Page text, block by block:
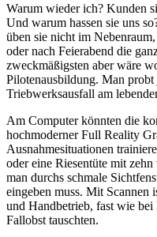
Warum wieder ich? Kunden
Und warum hassen sie uns
üben sie nicht im
oder nach Feierabend die
zweckmäßigsten aber wäre
Pilotenausbildung. Man
Triebwerksausfall am
Am Computer könnten die
hochmoderner Full Reality
Ausnahmesituationen
oder eine Riesentüte mit
man durchs schmale
eingeben muss. Mit Scannen
und Handbetrieb, fast wie bei
Fallobst tauschten.